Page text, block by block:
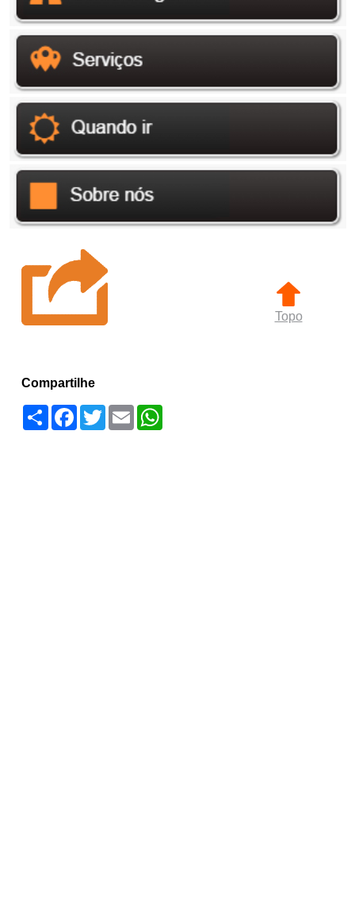
Topo
Compartilhe
Compartilhar
Facebook
TwitterEmailWhatsApp